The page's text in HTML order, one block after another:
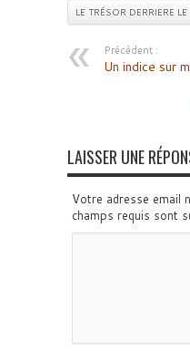
LE TRÉSOR DERRIERE
Précédent :
Un indice sur
LAISSER UNE
Votre adresse email
champs requis sont